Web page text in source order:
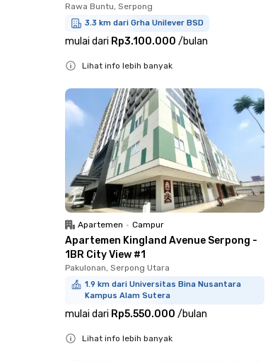
Rawa Buntu, Serpong
3.3 km dari Grha Unilever BSD
mulai dari Rp3.100.000 /bulan
Lihat info lebih banyak
Apartemen • Campur
Apartemen Kingland Avenue Serpong -
1BR City View #1
Pakulonan, Serpong Utara
1.9 km dari Universitas Bina Nusantara
Kampus Alam Sutera
mulai dari Rp5.550.000 /bulan
Lihat info lebih banyak